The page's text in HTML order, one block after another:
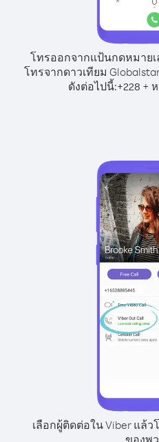
โทรออกจากแป้นกดหมายเ
โทรจากดาวเทียม
ดังต่อไปนี้:+228 +
เลือกผู้ติดต่อใน Viber แล้
ของพ